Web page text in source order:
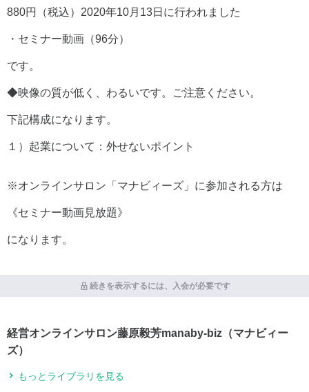
880円（税込）2020年10月13日に行われました
・セミナー動画（96分）
です。
◆映像の質が低く、わるいです。ご注意ください。
下記構成になります。
１）起業について：外せないポイント
※オンラインサロン「マナビィーズ」に参加される方は
《セミナー動画見放題》
になります。
続きを表示するには、入会が必要です
経営オンラインサロン藤原毅芳manaby-biz（マナビィー
ズ）
もっとライブラリを見る